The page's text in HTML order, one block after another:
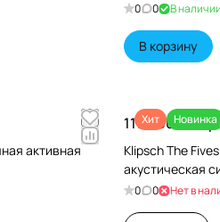
0 0 В наличии
В корзину
активная
Хит Новинка
119 990 ₽/
Klipsch The
акустическая
0 0 Нет в